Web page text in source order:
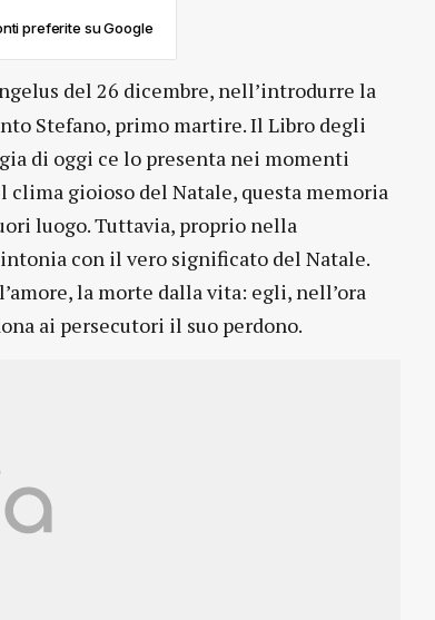
preferite su Google
del 26 dicembre, nell’introdurre la
Stefano, primo martire. Il Libro degli
di oggi ce lo presenta nei momenti
gioioso del Natale, questa memoria
luogo. Tuttavia, proprio nella
con il vero significato del Natale.
la morte dalla vita: egli, nell’ora
ai persecutori il suo perdono.